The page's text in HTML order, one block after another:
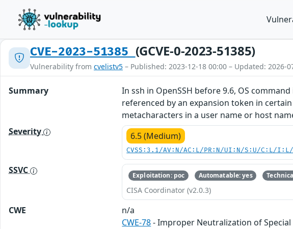
CVE-2023-51385 (GCVE-0-2023-51385)
Vulnerability from cvelistv5 – Published: 2023-12-18 00:00 – Updated: 2026-
Summary
In ssh in OpenSSH before 9.6, OS
referenced by an expansion token in
metacharacters in a user name or host
Severity
6.5 (Medium)
CVSS:3.1/AV:N/AC:L/PR:N/UI:N/S:U/C:L/I:L/
SSVC Exploitation: poc Automatable: yes
CISA Coordinator (v2.0.3)
CWE
n/a
CWE-78- Improper Neutralization of